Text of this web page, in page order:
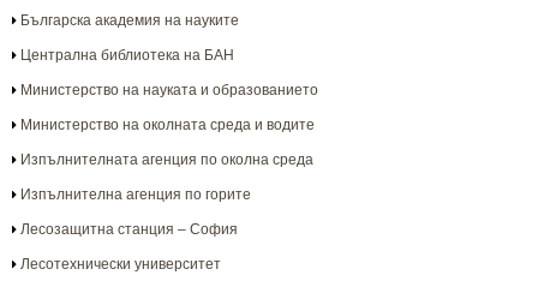
Българска aкадемия на науките
Централна библиотека на БАН
Министерство на науката и образованието
Министерство на околната среда и водите
Изпълнителната агенция по околна среда
Изпълнителна агенция по горите
Лесозащитна станция – София
Лесотехнически университет